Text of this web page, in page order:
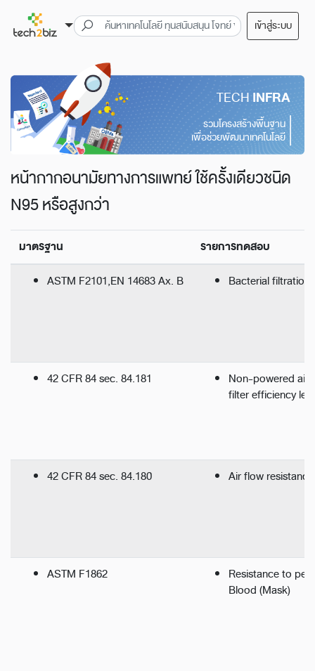
เข้าสู่ระบบ
TECHINFRA
รวมโครงสร้างพื้นฐาน
เพื่อช่วยพัฒนาเทคโนโลยี
หน้ากากอนามัยทางการแพทย์ ใช้ครั้งเดียวชนิด
N95 หรือสูงกว่า
มาตรฐาน
รายการทดสอบ
ASTM F2101,EN 14683 Ax. B
Bacterial filtration
42 CFR 84 sec. 84.181
Non-powered
filter efficiency
42 CFR 84 sec. 84.180 Air flow
ASTM F1862
Resistance to
Blood (Mask)